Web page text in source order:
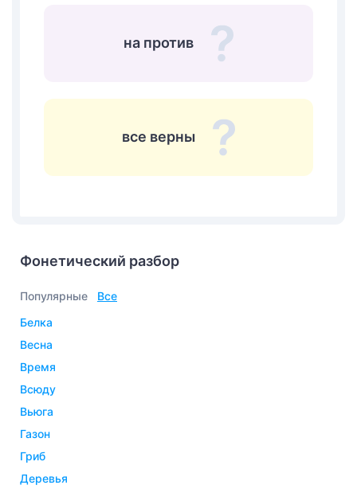
на против
все верны
Фонетический разбор
Популярные
Все
белка
весна
время
всюду
вьюга
газон
гриб
деревья